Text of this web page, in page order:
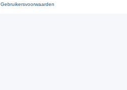
Gebruikersvoorwaarden